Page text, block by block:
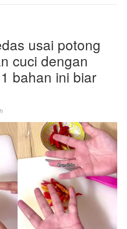
usai potong
cuci dengan
bahan ini biar